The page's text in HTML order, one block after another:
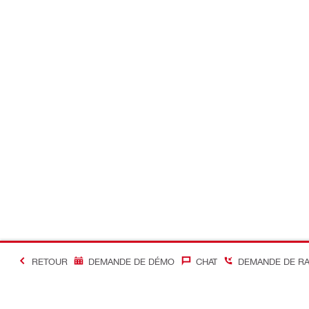
RETOUR DEMANDE DE DÉMO CHAT DEMANDE DE